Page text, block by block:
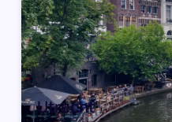
Utrecht